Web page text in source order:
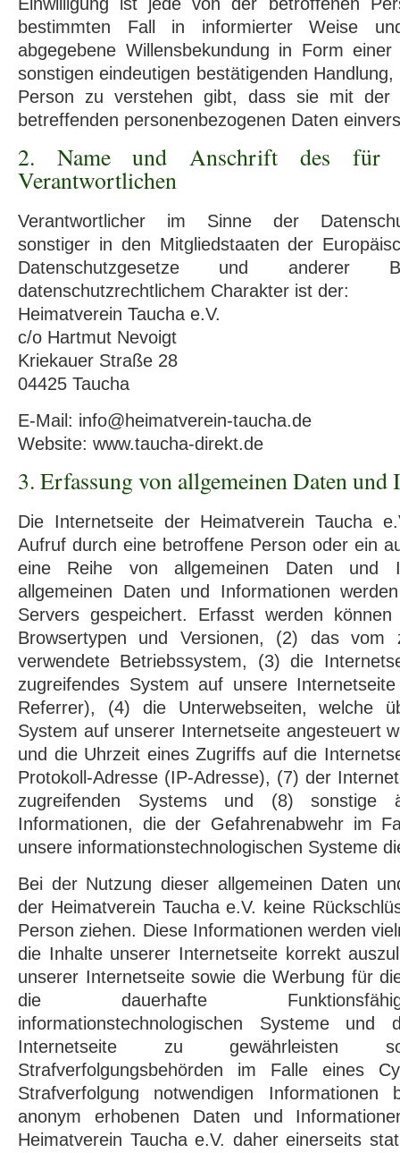
bestimmten Fall in informierter Weise
abgegebene Willensbekundung in Form
sonstigen eindeutigen bestätigenden
Person zu verstehen gibt, dass sie mit der
betreffenden personenbezogenen Daten
2. Name und Anschrift des für
Verantwortlichen
Verantwortlicher im Sinne der
sonstiger in den Mitgliedstaaten der
Datenschutzgesetze und anderer
datenschutzrechtlichem Charakter ist der:
Heimatverein Taucha e.V.
c/o Hartmut Nevoigt
Kriekauer Straße 28
04425 Taucha
E-Mail: info@heimatverein-taucha.de
Website: www.taucha-direkt.de
3. Erfassung von allgemeinen Daten
Die Internetseite der Heimatverein Taucha
Aufruf durch eine betroffene Person oder ein
eine Reihe von allgemeinen Daten und
allgemeinen Daten und Informationen
Servers gespeichert. Erfasst werden
Browsertypen und Versionen, (2) das vom
verwendete Betriebssystem, (3) die
zugreifendes System auf unsere
Referrer), (4) die Unterwebseiten, welche
System auf unserer Internetseite angesteuert
und die Uhrzeit eines Zugriffs auf die
Protokoll-Adresse (IP-Adresse), (7) der
zugreifenden Systems und (8) sonstige
Informationen, die der Gefahrenabwehr im
unsere informationstechnologischen Systeme
Bei der Nutzung dieser allgemeinen Daten
der Heimatverein Taucha e.V. keine
Person ziehen. Diese Informationen werden
die Inhalte unserer Internetseite korrekt
unserer Internetseite sowie die Werbung für
die dauerhafte
informationstechnologischen Systeme und
Internetseite zu
Strafverfolgungsbehörden im Falle eines
Strafverfolgung notwendigen Informationen
anonym erhobenen Daten und
Heimatverein Taucha e.V. daher einerseits